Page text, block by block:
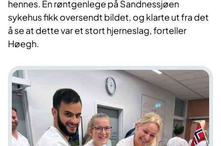
hennes. En røntgenlege på Sandnessjøen
sykehus fikk oversendt bildet, og klarte ut fra det
å se at dette var et stort hjerneslag, forteller
Høegh.